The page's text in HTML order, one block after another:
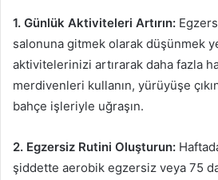
1. Günlük Aktiviteleri Artırın:
salonuna gitmek olarak düşünmek
aktivitelerinizi artırarak daha fazla
merdivenleri kullanın, yürüyüşe
bahçe işleriyle uğraşın.
2. Egzersiz Rutini Oluşturun:
şiddette aerobik egzersiz veya 75